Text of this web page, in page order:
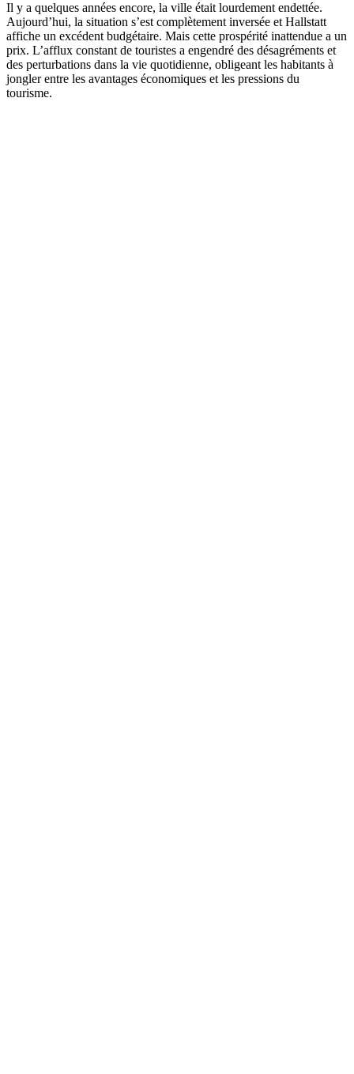
Il y a quelques années encore, la ville était lourdement endettée.
Aujourd’hui, la situation s’est complètement inversée et Hallstatt
affiche un excédent budgétaire. Mais cette prospérité inattendue a un
prix. L’afflux constant de touristes a engendré des désagréments et
des perturbations dans la vie quotidienne, obligeant les habitants à
jongler entre les avantages économiques et les pressions du
tourisme.